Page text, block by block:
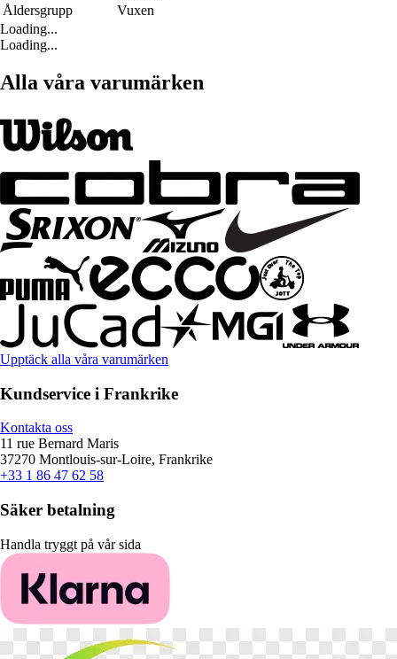
Åldersgrupp
Vuxen
Loading...
Loading...
Alla våra varumärken
Upptäck alla våra varumärken
Kundservice i Frankrike
Kontakta oss
11 rue Bernard Maris
37270 Montlouis-sur-Loire, Frankrike
+33 1 86 47 62 58
Säker betalning
Handla tryggt på vår sida